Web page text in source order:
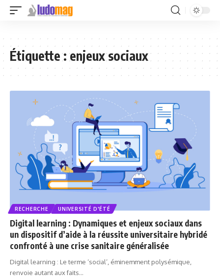
Étiquette :enjeux sociaux
RECHERCHE UNIVERSITÉ D'ÉTÉ
Digital learning : Dynamiques et enjeux sociaux dans
un dispositif d’aide à la réussite universitaire hybridé
confronté à une crise sanitaire généralisée
Digital learning : Le terme ‘social’, éminemment polysémique,
renvoie autant aux faits…